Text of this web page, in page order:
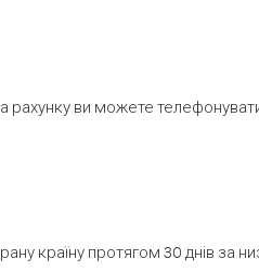
ви можете телефонувати
країну протягом 30 днів за